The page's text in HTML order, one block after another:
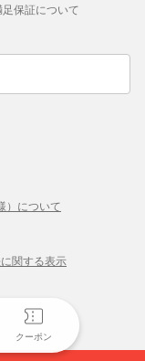
クーポン
足保証について
）について
関する表示